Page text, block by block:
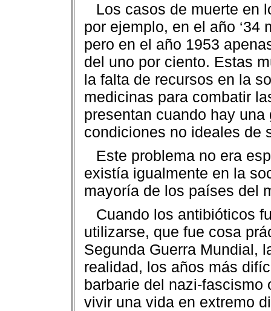
Los casos de muerte en
por ejemplo, en el año ‘34
pero en el año 1953
del uno por ciento. Estas
la falta de recursos en la
medicinas para combatir
presentan cuando hay
condiciones no ideales de
Este problema no era
existía igualmente en la
mayoría de los países del
Cuando los antibióticos
utilizarse, que fue cosa
Segunda Guerra Mundial,
realidad, los años más
barbarie del nazi-
vivir una vida en extremo